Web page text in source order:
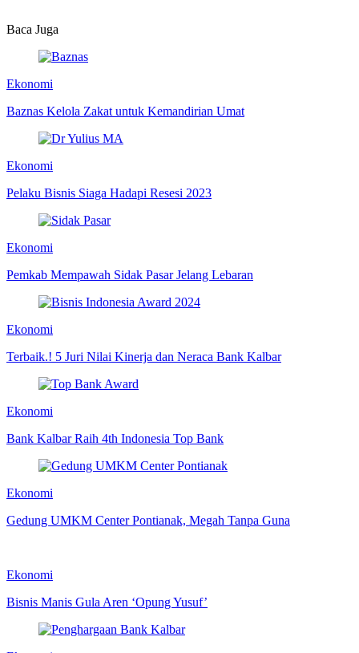
Baca Juga
Ekonomi
Baznas Kelola Zakat untuk Kemandirian Umat
Ekonomi
Pelaku Bisnis Siaga Hadapi Resesi 2023
Ekonomi
Pemkab Mempawah Sidak Pasar Jelang Lebaran
Ekonomi
Terbaik.! 5 Juri Nilai Kinerja dan Neraca Bank Kalbar
Ekonomi
Bank Kalbar Raih 4th Indonesia Top Bank
Ekonomi
Gedung UMKM Center Pontianak, Megah Tanpa Guna
Ekonomi
Bisnis Manis Gula Aren ‘Opung Yusuf’